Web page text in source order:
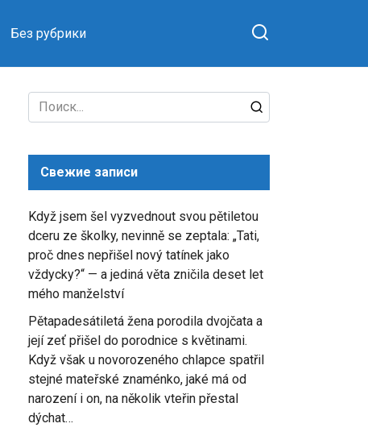
Без рубрики
Search
for:
Свежие записи
Když jsem šel vyzvednout svou pětiletou
dceru ze školky, nevinně se zeptala: „Tati,
proč dnes nepřišel nový tatínek jako
vždycky?“ — a jediná věta zničila deset let
mého manželství
Pětapadesátiletá žena porodila dvojčata a
její zeť přišel do porodnice s květinami.
Když však u novorozeného chlapce spatřil
stejné mateřské znaménko, jaké má od
narození i on, na několik vteřin přestal
dýchat…